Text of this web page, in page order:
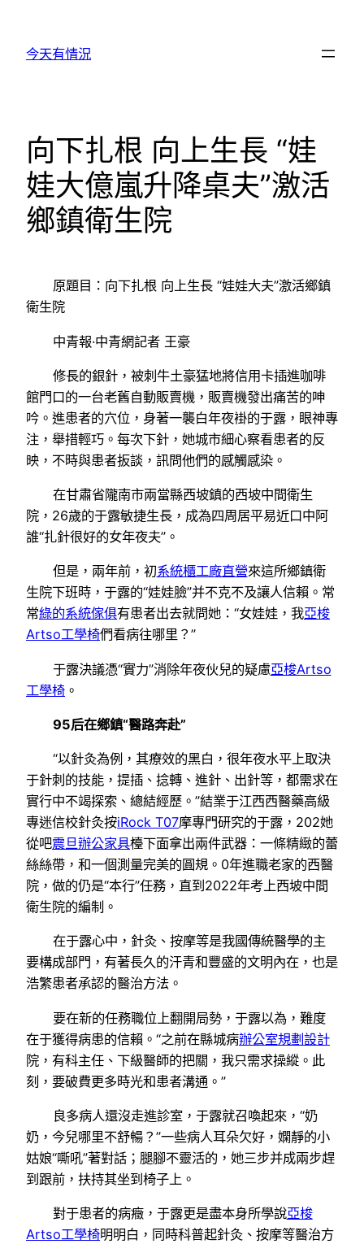
今天有情況
向下扎根 向上生長 “娃
娃大億嵐升降桌夫”激活
鄉鎮衛生院
原題目：向下扎根 向上生長 “娃娃大夫”激活鄉鎮
衛生院
中青報·中青網記者 王豪
修長的銀針，被刺牛土豪猛地將信用卡插進咖啡
館門口的一台老舊自動販賣機，販賣機發出痛苦的呻
吟。進患者的穴位，身著一襲白年夜褂的于露，眼神專
注，舉措輕巧。每次下針，她城市細心察看患者的反
映，不時與患者扳談，訊問他們的感觸感染。
在甘肅省隴南市兩當縣西坡鎮的西坡中間衛生
院，26歲的于露敏捷生長，成為四周居平易近口中阿
誰“扎針很好的女年夜夫”。
但是，兩年前，初系統櫃工廠直營來這所鄉鎮衛
生院下班時，于露的“娃娃臉”并不克不及讓人信賴。常
常綠的系統傢俱有患者出去就問她：“女娃娃，我亞梭
Artso工學椅們看病往哪里？”
于露決議憑“實力”消除年夜伙兒的疑慮亞梭Artso
工學椅 。
95后在鄉鎮“醫路奔赴”
“以針灸為例，其療效的黑白，很年夜水平上取決
于針刺的技能，提插、捻轉、進針、出針等，都需求在
實行中不竭探索、總結經歷。”結業于江西西醫藥高級
專迷信校針灸按iRock T07摩專門研究的于露，202她
從吧震旦辦公家具檯下面拿出兩件武器：一條精緻的蕾
絲絲帶，和一個測量完美的圓規。0年進職老家的西醫
院，做的仍是“本行”任務，直到2022年考上西坡中間
衛生院的編制。
在于露心中，針灸、按摩等是我國傳統醫學的主
要構成部門，有著長久的汗青和豐盛的文明內在，也是
浩繁患者承認的醫治方法。
要在新的任務職位上翻開局勢，于露以為，難度
在于獲得病患的信賴。“之前在縣城病辦公室規劃設計
院，有科主任、下級醫師的把關，我只需求操縱。此
刻，要破費更多時光和患者溝通。”
良多病人還沒走進診室，于露就召喚起來，“奶
奶，今兒哪里不舒暢？”一些病人耳朵欠好，嫻靜的小
姑娘“嘶吼”著對話；腿腳不靈活的，她三步并成兩步趕
到跟前，扶持其坐到椅子上。
對于患者的病癥，于露更是盡本身所學說亞梭
Artso工學椅明明白，同時科普起針灸、按摩等醫治方